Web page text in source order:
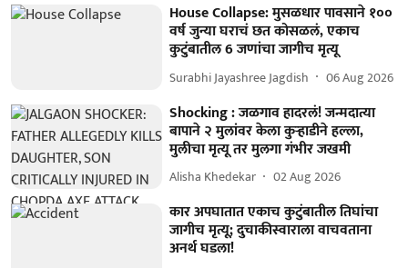
House Collapse: मुसळधार पावसाने १००
वर्ष जुन्या घराचं छत कोसळलं, एकाच
कुटुंबातील 6 जणांचा जागीच मृत्यू
Surabhi Jayashree Jagdish 06 Aug 2026
Shocking : जळगाव हादरलं! जन्मदात्या
बापाने २ मुलांवर केला कुऱ्हाडीने हल्ला,
मुलीचा मृत्यू तर मुलगा गंभीर जखमी
Alisha Khedekar 02 Aug 2026
कार अपघातात एकाच कुटुंबातील तिघांचा
जागीच मृत्यू; दुचाकीस्वाराला वाचवताना
अनर्थ घडला!